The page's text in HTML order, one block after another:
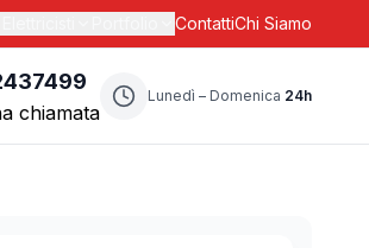
ContattiChi Siamo
chiamata
Lunedì – Domenica 24h